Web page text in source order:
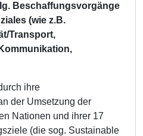
Beschaffungsvorgänge
(wie z.B.
Transport,
ihre
der Umsetzung der
Nationen und ihrer 17
(die sog. Sustainable